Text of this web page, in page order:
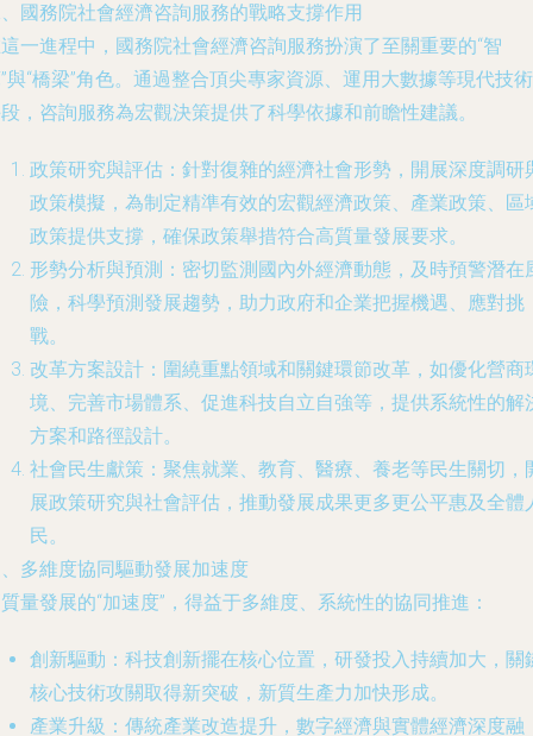
國務院社會經濟咨詢服務的戰略支撐作用
一進程中，國務院社會經濟咨詢服務扮演了至關重要的“智
與“橋梁”角色。通過整合頂尖專家資源、運用大數據等現代技術
，咨詢服務為宏觀決策提供了科學依據和前瞻性建議。
政策研究與評估：針對復雜的經濟社會形勢，開展深度調研
政策模擬，為制定精準有效的宏觀經濟政策、產業政策、區
政策提供支撐，確保政策舉措符合高質量發展要求。
形勢分析與預測：密切監測國內外經濟動態，及時預警潛在
險，科學預測發展趨勢，助力政府和企業把握機遇、應對挑
戰。
改革方案設計：圍繞重點領域和關鍵環節改革，如優化營商
境、完善市場體系、促進科技自立自強等，提供系統性的解
方案和路徑設計。
社會民生獻策：聚焦就業、教育、醫療、養老等民生關切，
展政策研究與社會評估，推動發展成果更多更公平惠及全體
民。
多維度協同驅動發展加速度
量發展的“加速度”，得益于多維度、系統性的協同推進：
創新驅動 ：科技創新擺在核心位置，研發投入持續加大，關
核心技術攻關取得新突破，新質生產力加快形成。
產業升級 ：傳統產業改造提升，數字經濟與實體經濟深度融